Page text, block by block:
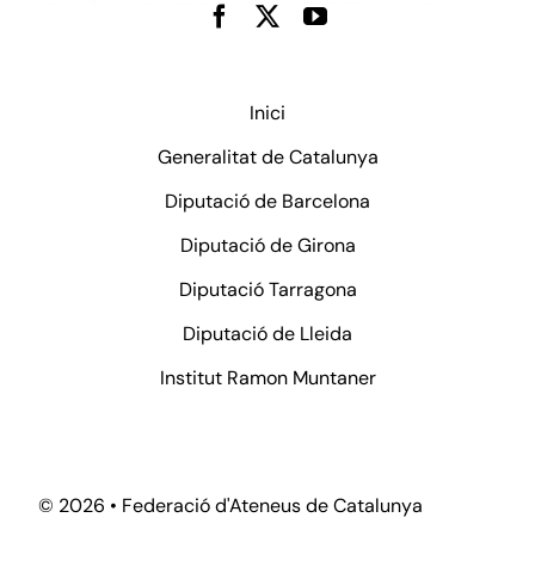
Inici
Generalitat de Catalunya
Diputació de Barcelona
Diputació de Girona
Diputació Tarragona
Diputació de Lleida
Institut Ramon Muntaner
© 2026 • Federació d'Ateneus de Catalunya